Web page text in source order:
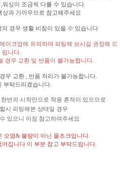
,워싱이 조금씩 다를 수 있습니다.
과 가까우므로 참고해주세요
경우 생활 비침이 있을 수 있습니다
이크업에 유의하여 피팅해 보시길 권장해 드
립니다.
경우 교환 및 반품이 불가능합니다.
우 교환 , 반품 처리가 불가능합니다.
부탁드리겠습니다.
번의 시착만으로 착용 흔적이 있으므로
시 피팅해본 상태일 경우
있으니 이점 참고하여주세요
오염& 불량이 아닌 물초크입니다.
집니다 이 부분 참고 부탁드립니다.